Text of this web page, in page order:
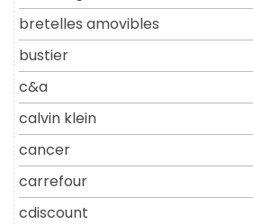
bretelles amovibles
bustier
c&a
calvin klein
cancer
carrefour
cdiscount